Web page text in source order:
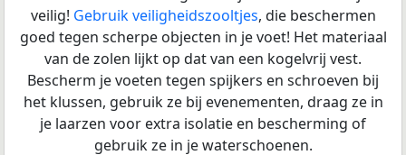
veilig! Gebruik veiligheidszooltjes, die beschermen
goed tegen scherpe objecten in je voet! Het materiaal
van de zolen lijkt op dat van een kogelvrij vest.
Bescherm je voeten tegen spijkers en schroeven bij
het klussen, gebruik ze bij evenementen, draag ze in
je laarzen voor extra isolatie en bescherming of
gebruik ze in je waterschoenen.